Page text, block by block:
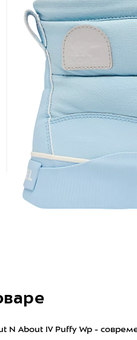
N About IV Puffy Wp -